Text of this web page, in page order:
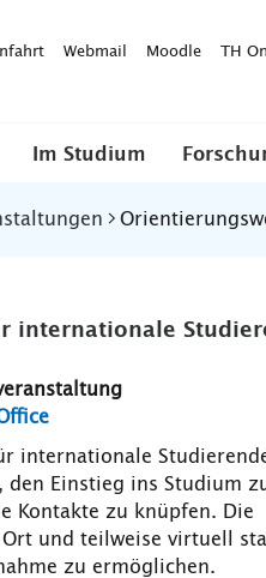
Webmail Moodle TH
Im Studium
internationale
internationale
den Einstieg ins Studium
Kontakte zu knüpfen. Die
und teilweise virtuell
zu ermöglichen.